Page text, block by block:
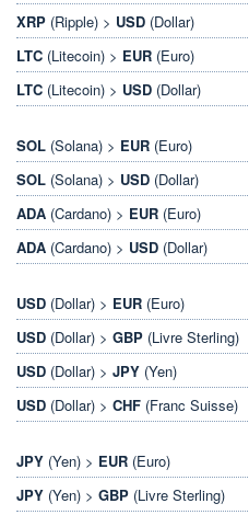
XRP (Ripple) > USD (Dollar)
LTC (Litecoin) > EUR (Euro)
LTC (Litecoin) > USD (Dollar)
SOL (Solana) > EUR (Euro)
SOL (Solana) > USD (Dollar)
ADA (Cardano) > EUR (Euro)
ADA (Cardano) > USD (Dollar)
USD (Dollar) > EUR (Euro)
USD (Dollar) > GBP (Livre Sterling)
USD (Dollar) > JPY (Yen)
USD (Dollar) > CHF (Franc Suisse)
JPY (Yen) > EUR (Euro)
JPY (Yen) > GBP (Livre Sterling)